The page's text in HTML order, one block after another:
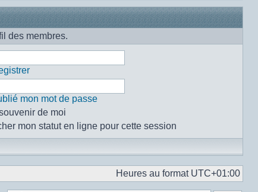
des membres.
mon mot de passe
de moi
mon statut en ligne pour cette session
Heures au format UTC+01:00